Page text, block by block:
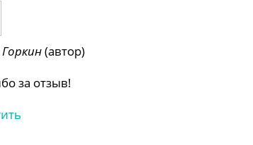
(автор)
за отзыв!